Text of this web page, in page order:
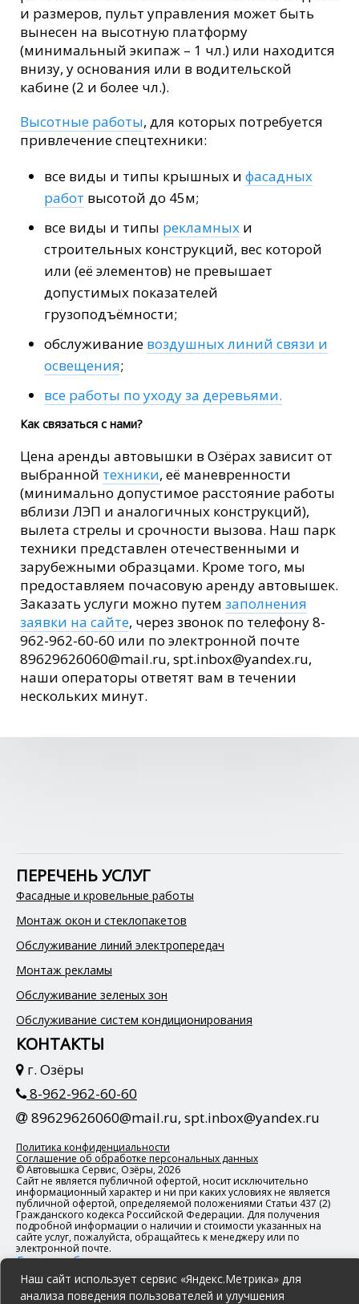
и размеров, пульт управления может быть
вынесен на высотную платформу
(минимальный экипаж – 1 чл.) или находится
внизу, у основания или в водительской
кабине (2 и более чл.).
Высотные работы, для которых потребуется
привлечение спецтехники:
все виды и типы крышных и фасадных
работ высотой до 45м;
все виды и типы рекламных и
строительных конструкций, вес которой
или (её элементов) не превышает
допустимых показателей
грузоподъёмности;
обслуживание воздушных линий связи и
освещения;
все работы по уходу за деревьями.
Как связаться с нами?
Цена аренды автовышки в Озёрах зависит от
выбранной техники, её маневренности
(минимально допустимое расстояние работы
вблизи ЛЭП и аналогичных конструкций),
вылета стрелы и срочности вызова. Наш парк
техники представлен отечественными и
зарубежными образцами. Кроме того, мы
предоставляем почасовую аренду автовышек.
Заказать услуги можно путем заполнения
заявки на сайте, через звонок по телефону 8-
962-962-60-60 или по электронной почте
89629626060@mail.ru, spt.inbox@yandex.ru,
наши операторы ответят вам в течении
нескольких минут.
Наш сайт использует сервис «Яндекс.Метрика» для
анализа поведения пользователей и улучшения
ПЕРЕЧЕНЬ УСЛУГ
Фасадные и кровельные работы
Монтаж окон и стеклопакетов
Обслуживание линий электропередач
Монтаж рекламы
Обслуживание зеленых зон
Обслуживание систем кондиционирования
КОНТАКТЫ
г. Озёры
8-962-962-60-60
89629626060@mail.ru, spt.inbox@yandex.ru
Политика конфиденциальности
Соглашение об обработке персональных данных
© Автовышка Сервис, Озёры, 2026
Сайт не является публичной офертой, носит исключительно
информационный характер и ни при каких условиях не является
публичной офертой, определяемой положениями Статьи 437 (2)
Гражданского кодекса Российской Федерации. Для получения
подробной информации о наличии и стоимости указанных на
сайте услуг, пожалуйста, обращайтесь к менеджеру или по
электронной почте.
Города работы